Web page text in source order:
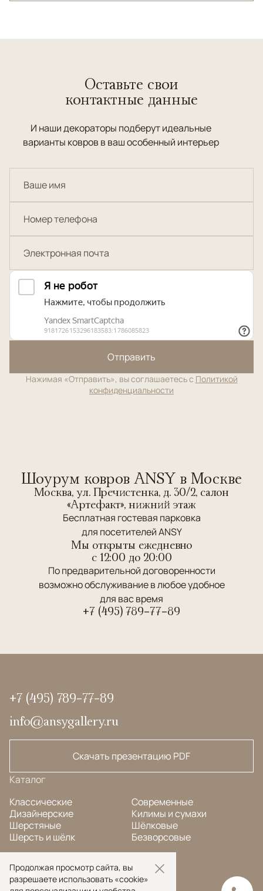
Оставьте свои
контактные данные
И наши декораторы подберут идеальные
варианты ковров в ваш особенный интерьер
Отправить
Нажимая «Отправить», вы соглашаетесь с Политикой
конфиденциальности
Шоурум ковров ANSY в Москве
Москва, ул. Пречистенка, д. 30/2, салон
«Артефакт», нижний этаж
Бесплатная гостевая парковка
для посетителей ANSY
Мы открыты ежедневно
c 12:00 до 20:00
По предварительной договоренности
возможно обслуживание в любое удобное
для вас время
+7 (495) 789-77-89
+7 (495) 789-77-89
info@ansygallery.ru
Скачать презентацию PDF
Каталог
Классические
Дизайнерские
Шерстяные
Шерсть и шёлк
Современные
Килимы и сумахи
Шёлковые
Безворсовые
Меню
Продолжая просмотр сайта, вы
разрешаете использовать «cookie»